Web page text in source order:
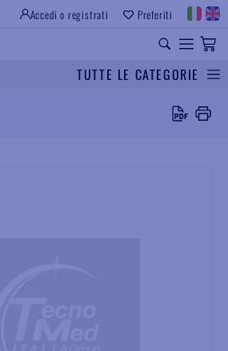
Accedi o registrati Preferiti
TUTTE LE CATEGORIE